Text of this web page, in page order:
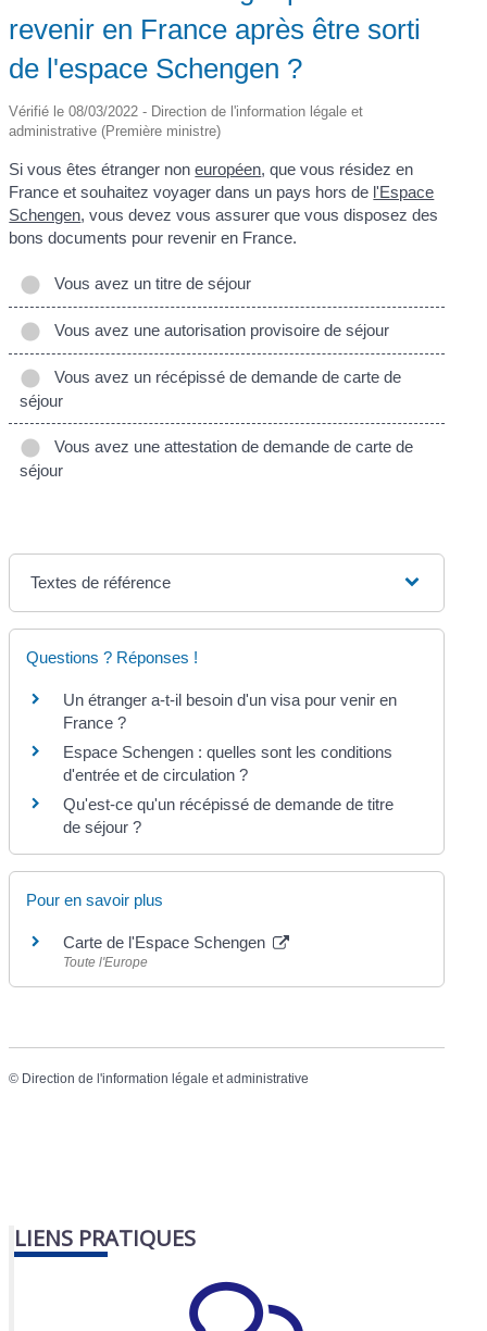
revenir en France après être sorti
de l'espace Schengen ?
Vérifié le 08/03/2022 - Direction de l'information légale et
administrative (Première ministre)
Si vous êtes étranger noneuropéen, que vous résidez en
France et souhaitez voyager dans un pays hors de l'Espace
Schengen, vous devez vous assurer que vous disposez des
bons documents pour revenir en France.
Vous avez un titre de séjour
Vous avez une autorisation provisoire de séjour
Vous avez un récépissé de demande de carte de
séjour
Vous avez une attestation de demande de carte de
séjour
Textes de référence
Questions ? Réponses !
Un étranger a-t-il besoin d'un visa pour venir en
France ?
Espace Schengen : quelles sont les conditions
d'entrée et de circulation ?
Qu'est-ce qu'un récépissé de demande de titre
de séjour ?
Pour en savoir plus
Carte de l'Espace Schengen
Toute l'Europe
© Direction de l'information légale et administrative
LIENS PRATIQUES